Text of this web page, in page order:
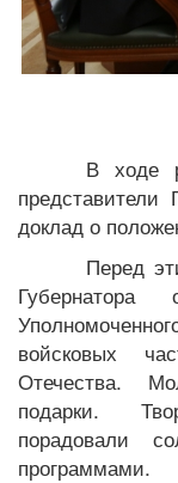
В ходе
представители
доклад о
Перед
войсковых
Отечества.
подарки.
порадовали
программами.